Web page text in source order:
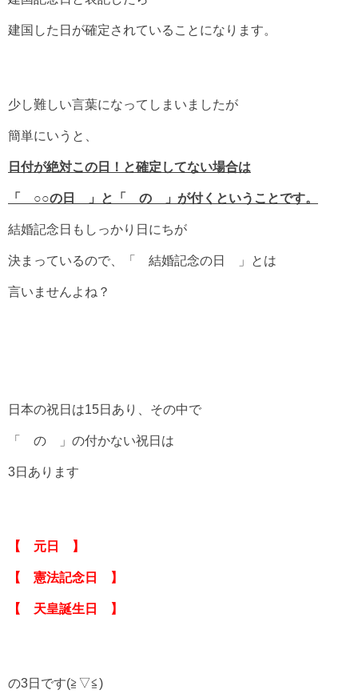
建国した日が確定されていることになります。
少し難しい言葉になってしまいましたが
簡単にいうと、
日付が絶対この日！と確定してない場合は
「 ○○の日 」と「 の 」が付くということです。
結婚記念日もしっかり日にちが
決まっているので、「 結婚記念の日 」とは
言いませんよね？
日本の祝日は15日あり、その中で
「 の 」の付かない祝日は
3日あります
【 元日 】
【 憲法記念日 】
【 天皇誕生日 】
の3日です(≧▽≦)